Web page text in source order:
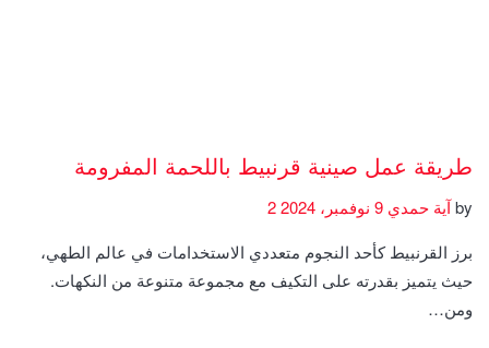
طريقة عمل صينية قرنبيط باللحمة المفرومة
byآية حمدي
برز القرنبيط كأحد النجوم متعددي الاستخدامات في عالم الطهي،
حيث يتميز بقدرته على التكيف مع مجموعة متنوعة من النكهات.
ومن…